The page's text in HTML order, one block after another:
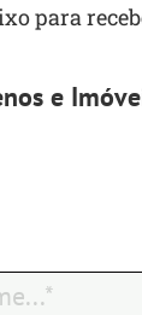
para
e